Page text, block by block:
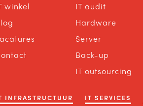
winkel
IT audit
Hardware
Server
Back-up
IT outsourcing
INFRASTRUCTUUR IT SERVICES